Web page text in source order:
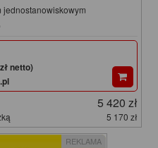
jednostanowiskowym
netto)
5 420 zł
5 170 zł
REKLAMA